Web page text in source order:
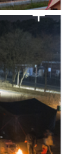
경 안내
[6/1]전산시스템 점검 및 안정화에 따른 서비스 이용 제한 안내